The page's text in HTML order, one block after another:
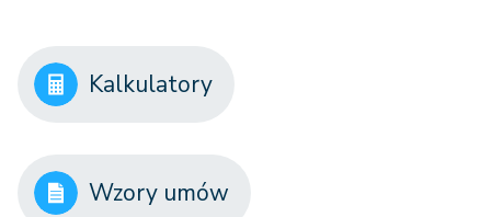
Kalkulatory
Wzory umów